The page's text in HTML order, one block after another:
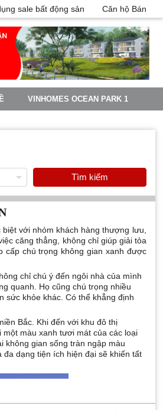
sale bất động sản Căn hộ Bán
VINHOMES OCEAN PARK 1
Tìm kiếm
với nhóm khách hàng thượng lưu,
căng thẳng, không chỉ giúp giải tỏa
cấp chú trọng không gian xanh được
chỉ chú ý đến ngôi nhà của mình
quanh. Họ cũng chú trọng nhiều
sức khỏe khác. Có thể khẳng định
Bắc. Khi đến với khu đô thị
màu xanh tươi mát của các loại
không gian sống tràn ngập màu
dạng tiện ích hiện đại sẽ khiến tất